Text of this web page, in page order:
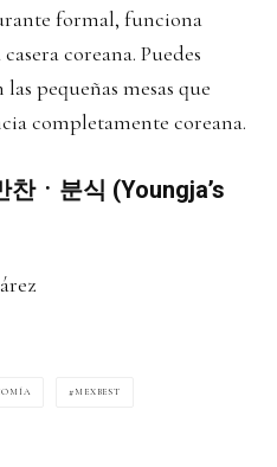
formal, funciona
coreana. Puedes
pequeñas mesas que
completamente coreana.
ㆍ분식 (Youngja’s
MEXBEST